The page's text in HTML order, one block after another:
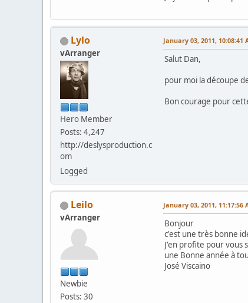
Lylo
vArranger
Hero Member
Posts: 4,247
http://deslysproduction.c
om
Logged
January 03, 2011, 10:08:41
Salut Dan,
pour moi la découpe
Bon courage pour
Leilo
vArranger
Newbie
Posts: 30
January 03, 2011, 11:17:56
Bonjour
c'est une très bonne
J'en profite pour vous
une Bonne année à
José Viscaino